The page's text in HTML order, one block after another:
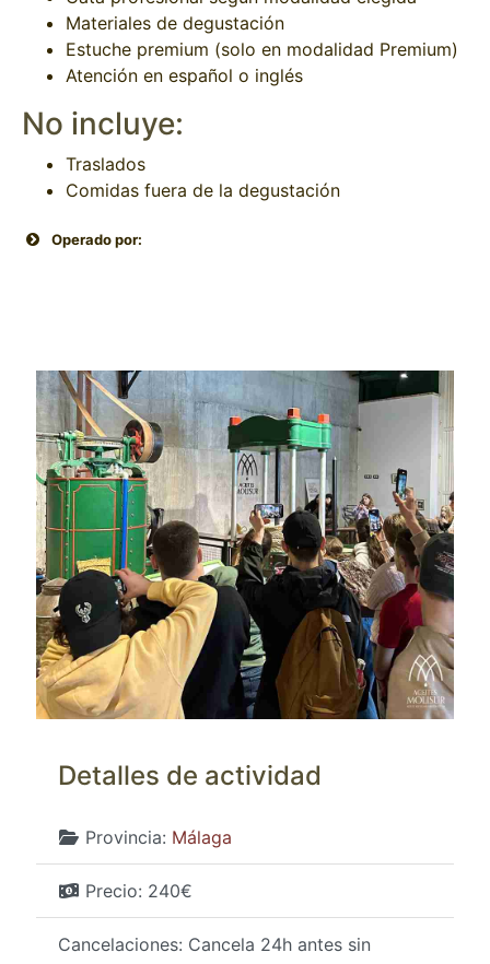
Materiales de degustación
Estuche premium (solo en modalidad Premium)
Atención en español o inglés
No incluye:
Traslados
Comidas fuera de la degustación
Operado por:
Detalles de actividad
Provincia: Málaga
Precio: 240€
Cancelaciones: Cancela 24h antes sin